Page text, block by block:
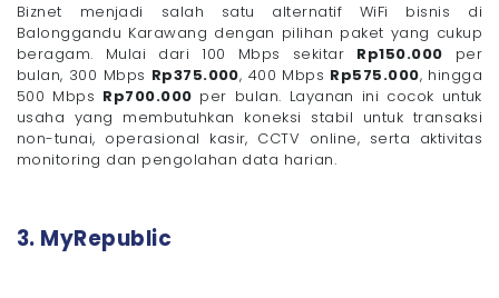
Biznet menjadi salah satu alternatif WiFi bisnis di
Balonggandu Karawang dengan pilihan paket yang cukup
beragam. Mulai dari 100 Mbps sekitar Rp150.000 per
bulan, 300 Mbps Rp375.000, 400 Mbps Rp575.000, hingga
500 Mbps Rp700.000 per bulan. Layanan ini cocok untuk
usaha yang membutuhkan koneksi stabil untuk transaksi
non-tunai, operasional kasir, CCTV online, serta aktivitas
monitoring dan pengolahan data harian.
3. MyRepublic